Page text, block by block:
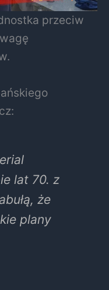
przeciw
lat 70. z
że
plany